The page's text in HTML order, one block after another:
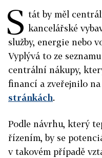
S tát by měl
kancelářské
služby, energie nebo
Vyplývá to ze
centrální nákupy,
financí a zveřejnilo na
stránkách.
Podle návrhu, který
řízením, by se
v takovém případě